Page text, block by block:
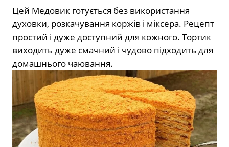
Цей Медовик готується без використання
духовки, розкачування коржів і міксера. Рецепт
простий і дуже доступний для кожного. Тортик
виходить дуже смачний і чудово підходить для
домашнього чаювання.